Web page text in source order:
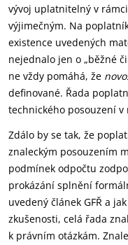
vývoj uplatnitelný v
výjimečným. Na
existence uvedených
nejednalo jen o „běžné
ne vždy pomáhá, že
definované. Řada
technického posouzení v
Zdálo by se tak, že
znaleckým posouzením
podmínek odpočtu
prokázání splnění
uvedený článek GFŘ a
zkušenosti, celá řada
k právním otázkám.